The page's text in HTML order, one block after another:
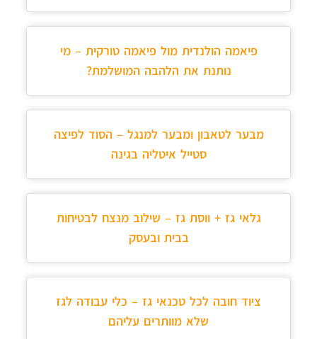
פיאמה הולנדית מול פיאמה טורקית – מי
נותנת את הלהבה המושלמת?
מבער לטאבון ומבער למנגל – הסוד לפיצה
סטייל איטליה בגינה
גלאי גז + ווסת גז – שילוב מנצח לבטיחות
בבית ובעסק
ציוד חובה לכל טכנאי גז – כלי עבודה לגז
שלא מוותרים עליהם